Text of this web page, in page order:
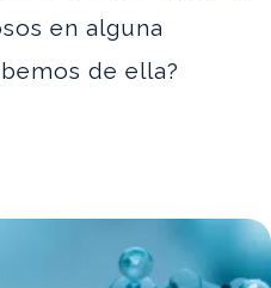
en alguna
de ella?